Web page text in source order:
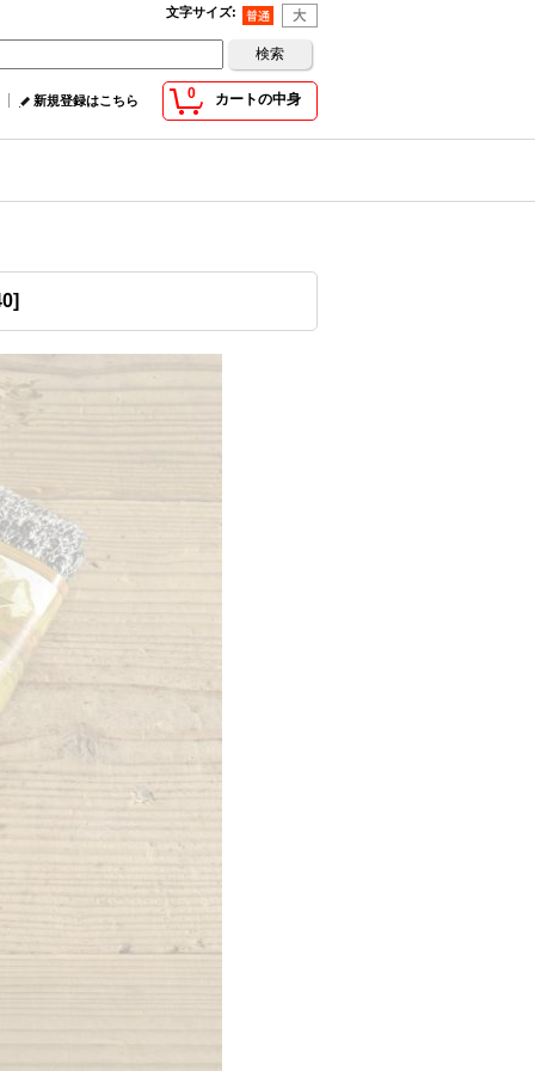
文字サイズ:
0 カートの中身
新規登録はこちら
]